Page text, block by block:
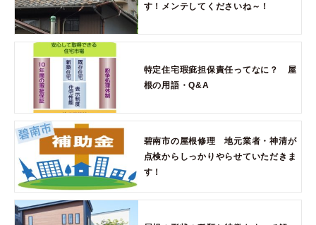
す！メンテしてくださいね～！
特定住宅瑕疵担保責任ってなに？ 屋
根の用語・Q&A
碧南市の屋根修理 地元業者・神清が
点検からしっかりやらせていただきま
す！